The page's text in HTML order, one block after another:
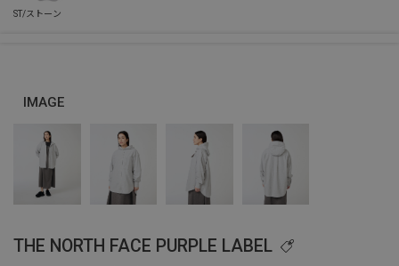
IMAGE
THE NORTH FACE PURPLE LABEL